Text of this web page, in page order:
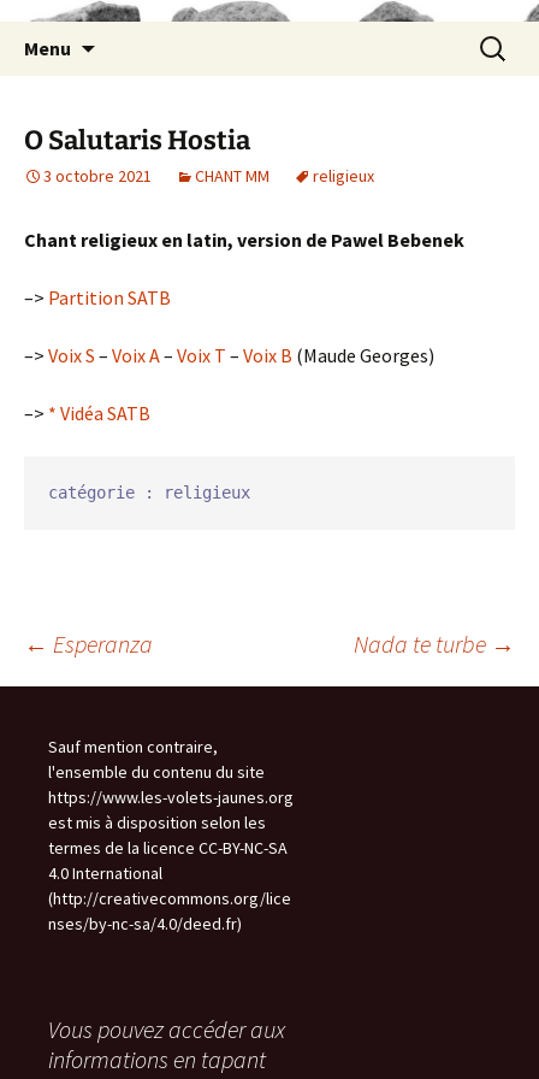
Menu
O Salutaris Hostia
3 octobre 2021 CHANT MM religieux
Chant religieux en latin, version de Pawel Bebenek
–> Partition SATB
–> Voix S – Voix A– Voix T – Voix B (Maude Georges)
–> * Vidéa SATB
catégorie : religieux
Navigation
des
articles
← Esperanza Nada te turbe →
Sauf mention contraire,
l'ensemble du contenu du site
https://www.les-volets-jaunes.org
est mis à disposition selon les
termes de la licence CC-BY-NC-SA
4.0 International
(http://creativecommons.org/lice
nses/by-nc-sa/4.0/deed.fr)
Vous pouvez accéder aux
informations en tapant